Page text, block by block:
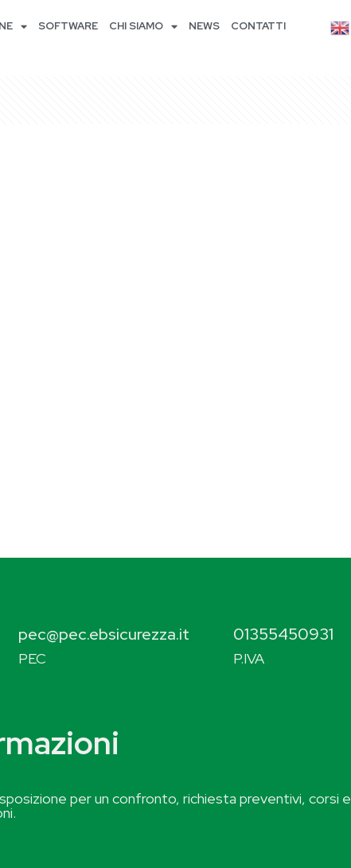
SOFTWARE CHI SIAMO NEWS CONTATTI
pec@pec.ebsicurezza.it
PEC
01355450931
P.IVA
per un confronto, richiesta preventivi, corsi e